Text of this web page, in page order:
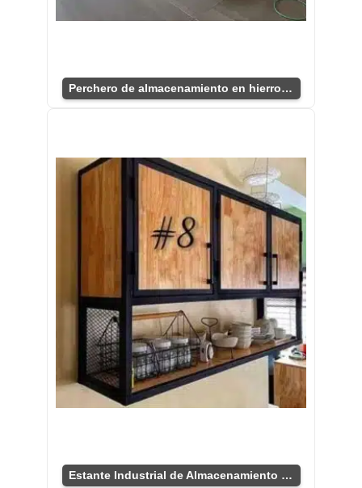
Perchero de almacenamiento en hierro y madera
Estante Industrial de Almacenamiento Práctico